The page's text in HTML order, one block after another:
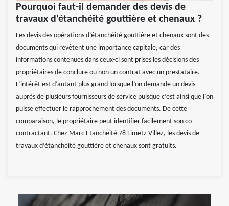
Pourquoi faut-il demander des devis de
travaux d’étanchéité gouttière et chenaux ?
Les devis des opérations d’étanchéité gouttière et chenaux sont des
documents qui revêtent une importance capitale, car des
informations contenues dans ceux-ci sont prises les décisions des
propriétaires de conclure ou non un contrat avec un prestataire.
L’intérêt est d’autant plus grand lorsque l’on demande un devis
auprès de plusieurs fournisseurs de service puisque c’est ainsi que l’on
puisse effectuer le rapprochement des documents. De cette
comparaison, le propriétaire peut identifier facilement son co-
contractant. Chez Marc Etancheité 78 Limetz Villez, les devis de
travaux d’étanchéité gouttière et chenaux sont gratuits.